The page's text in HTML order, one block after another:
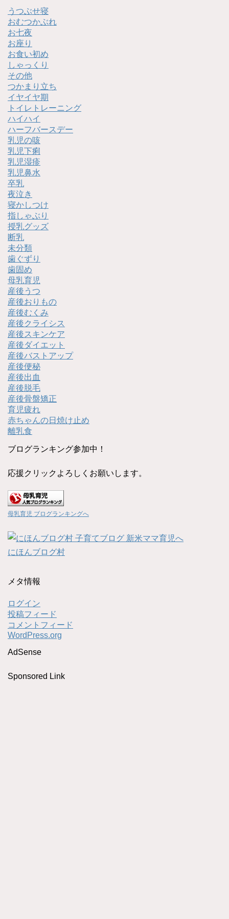
うつぶせ寝
おむつかぶれ
お七夜
お座り
お食い初め
しゃっくり
その他
つかまり立ち
イヤイヤ期
トイレトレーニング
ハイハイ
ハーフバースデー
乳児の咳
乳児下痢
乳児湿疹
乳児鼻水
卒乳
夜泣き
寝かしつけ
指しゃぶり
授乳グッズ
断乳
未分類
歯ぐずり
歯固め
母乳育児
産後うつ
産後おりもの
産後むくみ
産後クライシス
産後スキンケア
産後ダイエット
産後バストアップ
産後便秘
産後出血
産後脱毛
産後骨盤矯正
育児疲れ
赤ちゃんの日焼け止め
離乳食
ブログランキング参加中！
応援クリックよろしくお願いします。
母乳育児 ブログランキングへ
にほんブログ村
メタ情報
ログイン
投稿フィード
コメントフィード
WordPress.org
AdSense
Sponsored Link